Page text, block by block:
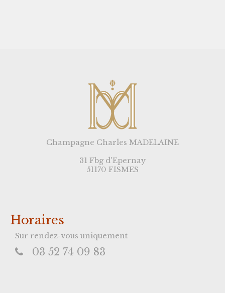
Champagne Charles MADELAINE
31 Fbg d'Epernay
51170 FISMES
Horaires
Sur rendez-vous uniquement
03 52 74 09 83